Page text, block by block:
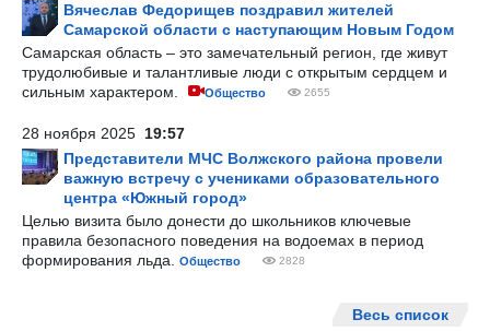
Вячеслав Федорищев поздравил жителей
Самарской области с наступающим Новым Годом
Самарская область – это замечательный регион, где живут
трудолюбивые и талантливые люди с открытым сердцем и
сильным характером.
Общество 2655
28 ноября 2025 19:57
Представители МЧС Волжского района провели
важную встречу с учениками образовательного
центра «Южный город»
Целью визита было донести до школьников ключевые
правила безопасного поведения на водоемах в период
формирования льда.
Общество 2828
Весь список